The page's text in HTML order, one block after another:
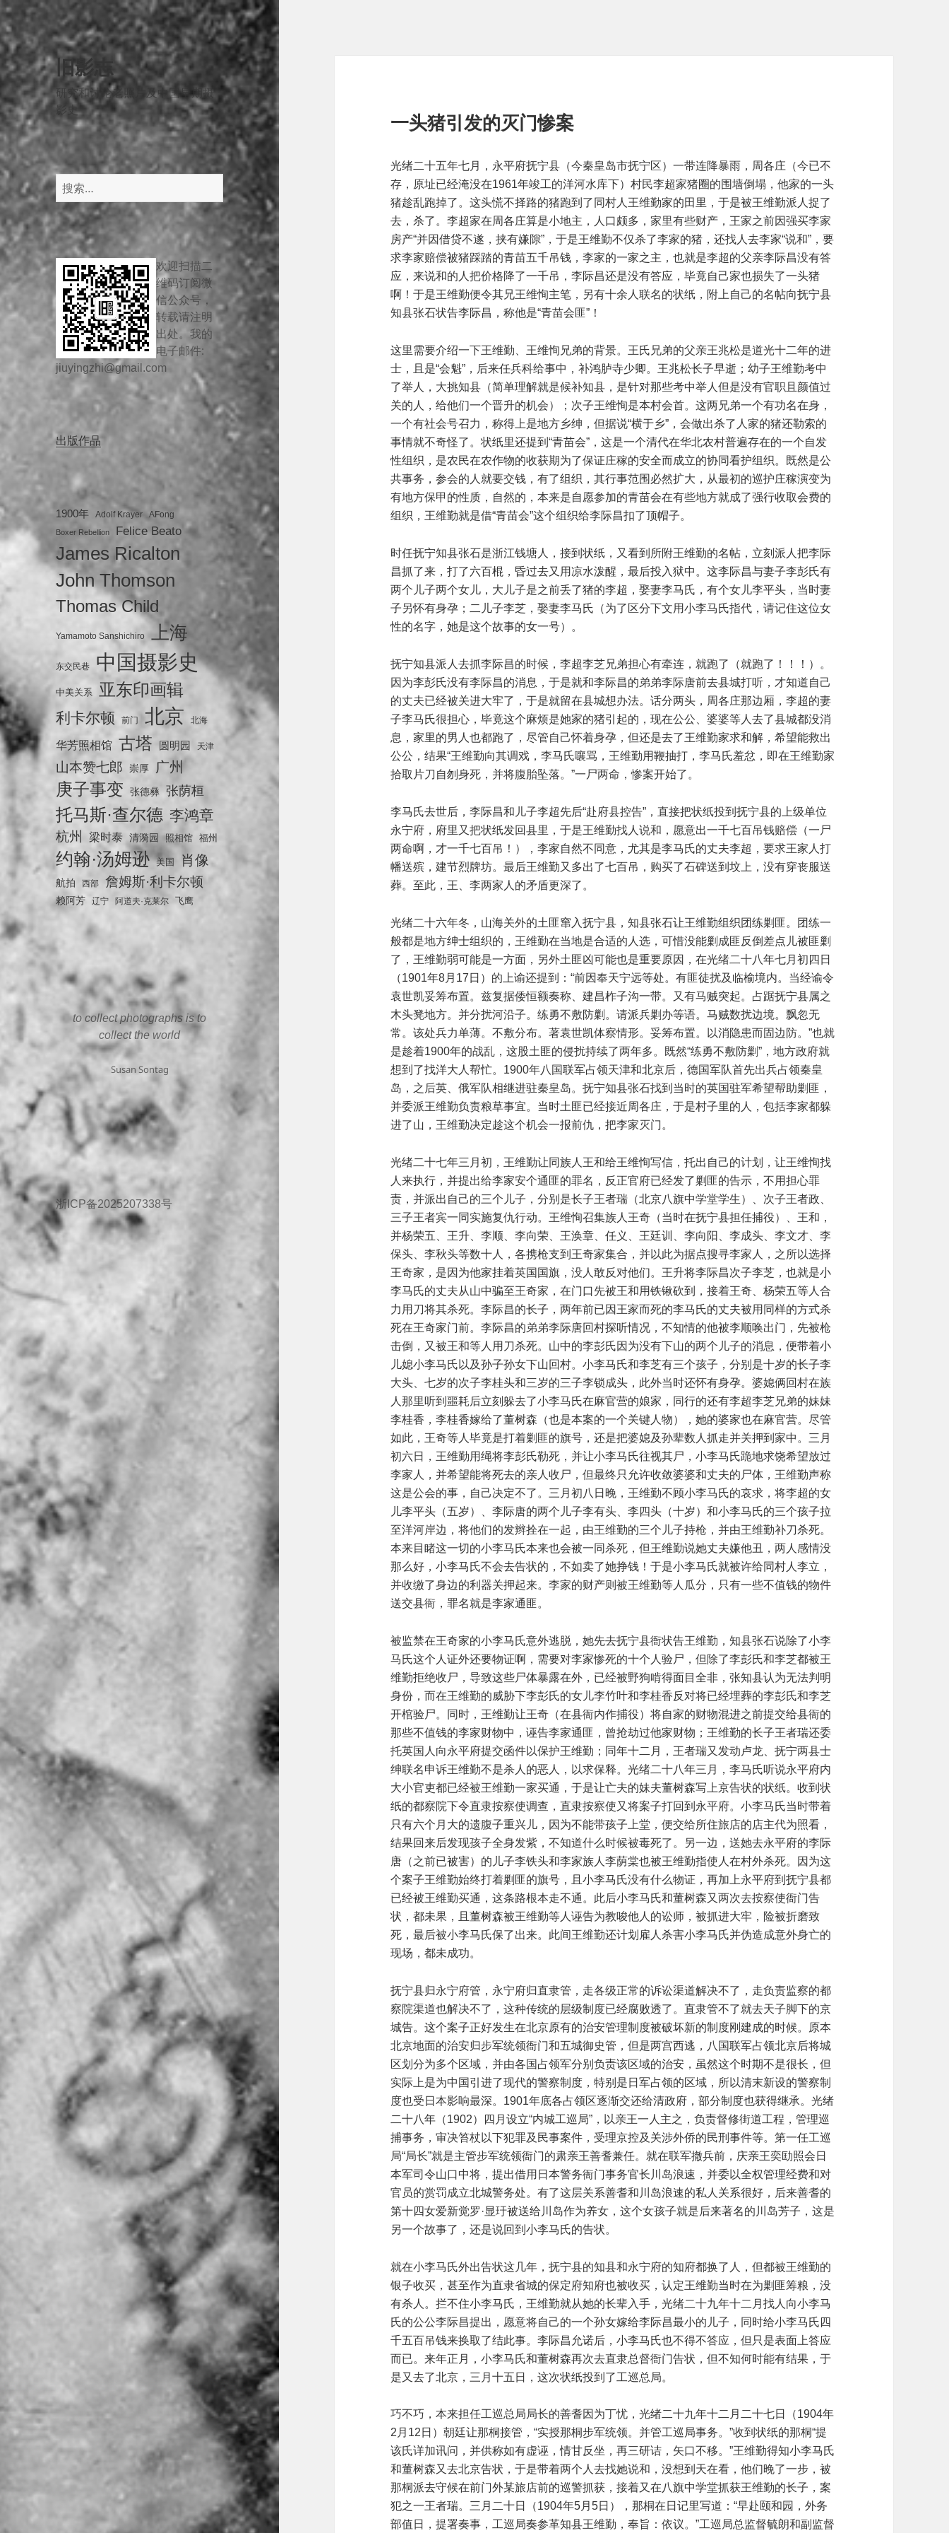
旧影志
研究和讨论老照片及中国早期摄
影史
搜
欢迎扫描二
维码订阅微
信公众号，
转载请注明
出处。我的
电子邮件:
jiuyingzhi@gmail.com
出版作品
1900年 Adolf Krayer AFong
Boxer Rebellion Felice Beato
James Ricalton
John Thomson
Thomas Child
Yamamoto Sanshichiro 上海
东交民巷 中国摄影史
中美关系 亚东印画辑
利卡尔顿 前门 北京 北海
华芳照相馆 古塔 圆明园 天津
山本赞七郎 崇厚 广州
庚子事变 张德彝 张荫桓
托马斯·查尔德 李鸿章
杭州 梁时泰 清漪园 照相馆 福州
约翰·汤姆逊 美国 肖像
航拍 西部 詹姆斯·利卡尔顿
赖阿芳 辽宁 阿道夫·克莱尔 飞鹰
to collect photographs is to
collect the world
Susan Sontag
浙ICP备2025207338号
一头猪引发的灭门惨案
光绪二十五年七月，永平府抚宁县（今秦皇岛市抚宁区）一带连降暴雨，周各庄（今已不
存，原址已经淹没在1961年竣工的洋河水库下）村民李超家猪圈的围墙倒塌，他家的一头
猪趁乱跑掉了。这头慌不择路的猪跑到了同村人王维勤家的田里，于是被王维勤派人捉了
去，杀了。李超家在周各庄算是小地主，人口颇多，家里有些财产，王家之前因强买李家
房产“并因借贷不遂，挟有嫌隙”，于是王维勤不仅杀了李家的猪，还找人去李家“说和”，要
求李家赔偿被猪踩踏的青苗五千吊钱，李家的一家之主，也就是李超的父亲李际昌没有答
应，来说和的人把价格降了一千吊，李际昌还是没有答应，毕竟自己家也损失了一头猪
啊！于是王维勤便令其兄王维恂主笔，另有十余人联名的状纸，附上自己的名帖向抚宁县
知县张石状告李际昌，称他是“青苗会匪”！
这里需要介绍一下王维勤、王维恂兄弟的背景。王氏兄弟的父亲王兆松是道光十二年的进
士，且是“会魁”，后来任兵科给事中，补鸿胪寺少卿。王兆松长子早逝；幼子王维勤考中
了举人，大挑知县（简单理解就是候补知县，是针对那些考中举人但是没有官职且颜值过
关的人，给他们一个晋升的机会）；次子王维恂是本村会首。这两兄弟一个有功名在身，
一个有社会号召力，称得上是地方乡绅，但据说“横于乡”，会做出杀了人家的猪还勒索的
事情就不奇怪了。状纸里还提到“青苗会”，这是一个清代在华北农村普遍存在的一个自发
性组织，是农民在农作物的收获期为了保证庄稼的安全而成立的协同看护组织。既然是公
共事务，参会的人就要交钱，有了组织，其行事范围必然扩大，从最初的巡护庄稼演变为
有地方保甲的性质，自然的，本来是自愿参加的青苗会在有些地方就成了强行收取会费的
组织，王维勤就是借“青苗会”这个组织给李际昌扣了顶帽子。
时任抚宁知县张石是浙江钱塘人，接到状纸，又看到所附王维勤的名帖，立刻派人把李际
昌抓了来，打了六百棍，昏过去又用凉水泼醒，最后投入狱中。这李际昌与妻子李彭氏有
两个儿子两个女儿，大儿子是之前丢了猪的李超，娶妻李马氏，有个女儿李平头，当时妻
子另怀有身孕；二儿子李芝，娶妻李马氏（为了区分下文用小李马氏指代，请记住这位女
性的名字，她是这个故事的女一号）。
抚宁知县派人去抓李际昌的时候，李超李芝兄弟担心有牵连，就跑了（就跑了！！！）。
因为李彭氏没有李际昌的消息，于是就和李际昌的弟弟李际唐前去县城打听，才知道自己
的丈夫已经被关进大牢了，于是就留在县城想办法。话分两头，周各庄那边厢，李超的妻
子李马氏很担心，毕竟这个麻烦是她家的猪引起的，现在公公、婆婆等人去了县城都没消
息，家里的男人也都跑了，尽管自己怀着身孕，但还是去了王维勤家求和解，希望能救出
公公，结果“王维勤向其调戏，李马氏嚷骂，王维勤用鞭抽打，李马氏羞忿，即在王维勤家
拾取片刀自刎身死，并将腹胎坠落。”一尸两命，惨案开始了。
李马氏去世后，李际昌和儿子李超先后“赴府县控告”，直接把状纸投到抚宁县的上级单位
永宁府，府里又把状纸发回县里，于是王维勤找人说和，愿意出一千七百吊钱赔偿（一尸
两命啊，才一千七百吊！），李家自然不同意，尤其是李马氏的丈夫李超，要求王家人打
幡送殡，建节烈牌坊。最后王维勤又多出了七百吊，购买了石碑送到坟上，没有穿丧服送
葬。至此，王、李两家人的矛盾更深了。
光绪二十六年冬，山海关外的土匪窜入抚宁县，知县张石让王维勤组织团练剿匪。团练一
般都是地方绅士组织的，王维勤在当地是合适的人选，可惜没能剿成匪反倒差点儿被匪剿
了，王维勤弱可能是一方面，另外土匪凶可能也是重要原因，在光绪二十八年七月初四日
（1901年8月17日）的上谕还提到：“前因奉天宁远等处。有匪徒扰及临榆境内。当经谕令
袁世凯妥筹布置。兹复据倭恒额奏称、建昌柞子沟一带。又有马贼突起。占踞抚宁县属之
木头凳地方。并分扰河沿子。练勇不敷防剿。请派兵剿办等语。马贼数扰边境。飘忽无
常。该处兵力单薄。不敷分布。著袁世凯体察情形。妥筹布置。以消隐患而固边防。”也就
是趁着1900年的战乱，这股土匪的侵扰持续了两年多。既然“练勇不敷防剿”，地方政府就
想到了找洋大人帮忙。1900年八国联军占领天津和北京后，德国军队首先出兵占领秦皇
岛，之后英、俄军队相继进驻秦皇岛。抚宁知县张石找到当时的英国驻军希望帮助剿匪，
并委派王维勤负责粮草事宜。当时土匪已经接近周各庄，于是村子里的人，包括李家都躲
进了山，王维勤决定趁这个机会一报前仇，把李家灭门。
光绪二十七年三月初，王维勤让同族人王和给王维恂写信，托出自己的计划，让王维恂找
人来执行，并提出给李家安个通匪的罪名，反正官府已经发了剿匪的告示，不用担心罪
责，并派出自己的三个儿子，分别是长子王者瑞（北京八旗中学堂学生）、次子王者政、
三子王者宾一同实施复仇行动。王维恂召集族人王奇（当时在抚宁县担任捕役）、王和，
并杨荣五、王升、李顺、李向荣、王涣章、任义、王廷训、李向阳、李成头、李文才、李
保头、李秋头等数十人，各携枪支到王奇家集合，并以此为据点搜寻李家人，之所以选择
王奇家，是因为他家挂着英国国旗，没人敢反对他们。王升将李际昌次子李芝，也就是小
李马氏的丈夫从山中骗至王奇家，在门口先被王和用铁锹砍到，接着王奇、杨荣五等人合
力用刀将其杀死。李际昌的长子，两年前已因王家而死的李马氏的丈夫被用同样的方式杀
死在王奇家门前。李际昌的弟弟李际唐回村探听情况，不知情的他被李顺唤出门，先被枪
击倒，又被王和等人用刀杀死。山中的李彭氏因为没有下山的两个儿子的消息，便带着小
儿媳小李马氏以及孙子孙女下山回村。小李马氏和李芝有三个孩子，分别是十岁的长子李
大头、七岁的次子李桂头和三岁的三子李锁成头，此外当时还怀有身孕。婆媳俩回村在族
人那里听到噩耗后立刻躲去了小李马氏在麻官营的娘家，同行的还有李超李芝兄弟的妹妹
李桂香，李桂香嫁给了董树森（也是本案的一个关键人物），她的婆家也在麻官营。尽管
如此，王奇等人毕竟是打着剿匪的旗号，还是把婆媳及孙辈数人抓走并关押到家中。三月
初六日，王维勤用绳将李彭氏勒死，并让小李马氏往视其尸，小李马氏跪地求饶希望放过
李家人，并希望能将死去的亲人收尸，但最终只允许收敛婆婆和丈夫的尸体，王维勤声称
这是公会的事，自己决定不了。三月初八日晚，王维勤不顾小李马氏的哀求，将李超的女
儿李平头（五岁）、李际唐的两个儿子李有头、李四头（十岁）和小李马氏的三个孩子拉
至洋河岸边，将他们的发辫拴在一起，由王维勤的三个儿子持枪，并由王维勤补刀杀死。
本来目睹这一切的小李马氏本来也会被一同杀死，但王维勤说她丈夫嫌他丑，两人感情没
那么好，小李马氏不会去告状的，不如卖了她挣钱！于是小李马氏就被许给同村人李立，
并收缴了身边的利器关押起来。李家的财产则被王维勤等人瓜分，只有一些不值钱的物件
送交县衙，罪名就是李家通匪。
被监禁在王奇家的小李马氏意外逃脱，她先去抚宁县衙状告王维勤，知县张石说除了小李
马氏这个人证外还要物证啊，需要对李家惨死的十个人验尸，但除了李彭氏和李芝都被王
维勤拒绝收尸，导致这些尸体暴露在外，已经被野狗啃得面目全非，张知县认为无法判明
身份，而在王维勤的威胁下李彭氏的女儿李竹叶和李桂香反对将已经埋葬的李彭氏和李芝
开棺验尸。同时，王维勤让王奇（在县衙内作捕役）将自家的财物混进之前提交给县衙的
那些不值钱的李家财物中，诬告李家通匪，曾抢劫过他家财物；王维勤的长子王者瑞还委
托英国人向永平府提交函件以保护王维勤；同年十二月，王者瑞又发动卢龙、抚宁两县士
绅联名申诉王维勤不是杀人的恶人，以求保释。光绪二十八年三月，李马氏听说永平府内
大小官吏都已经被王维勤一家买通，于是让亡夫的妹夫董树森写上京告状的状纸。收到状
纸的都察院下令直隶按察使调查，直隶按察使又将案子打回到永平府。小李马氏当时带着
只有六个月大的遗腹子重兴儿，因为不能带孩子上堂，便交给所住旅店的店主代为照看，
结果回来后发现孩子全身发紫，不知道什么时候被毒死了。另一边，送她去永平府的李际
唐（之前已被害）的儿子李铁头和李家族人李荫棠也被王维勤指使人在村外杀死。因为这
个案子王维勤始终打着剿匪的旗号，且小李马氏没有什么物证，再加上永平府到抚宁县都
已经被王维勤买通，这条路根本走不通。此后小李马氏和董树森又两次去按察使衙门告
状，都未果，且董树森被王维勤等人诬告为教唆他人的讼师，被抓进大牢，险被折磨致
死，最后被小李马氏保了出来。此间王维勤还计划雇人杀害小李马氏并伪造成意外身亡的
现场，都未成功。
抚宁县归永宁府管，永宁府归直隶管，走各级正常的诉讼渠道解决不了，走负责监察的都
察院渠道也解决不了，这种传统的层级制度已经腐败透了。直隶管不了就去天子脚下的京
城告。这个案子正好发生在北京原有的治安管理制度被破坏新的制度刚建成的时候。原本
北京地面的治安归步军统领衙门和五城御史管，但是两宫西逃，八国联军占领北京后将城
区划分为多个区域，并由各国占领军分别负责该区域的治安，虽然这个时期不是很长，但
实际上是为中国引进了现代的警察制度，特别是日军占领的区域，所以清末新设的警察制
度也受日本影响最深。1901年底各占领区逐渐交还给清政府，部分制度也获得继承。光绪
二十八年（1902）四月设立“内城工巡局”，以亲王一人主之，负责督修街道工程，管理巡
捕事务，审决笞杖以下犯罪及民事案件，受理京控及关涉外侨的民刑事件等。第一任工巡
局“局长”就是主管步军统领衙门的肃亲王善耆兼任。就在联军撤兵前，庆亲王奕劻照会日
本军司令山口中将，提出借用日本警务衙门事务官长川岛浪速，并委以全权管理经费和对
官员的赏罚成立北城警务处。有了这层关系善耆和川岛浪速的私人关系很好，后来善耆的
第十四女爱新觉罗·显玗被送给川岛作为养女，这个女孩子就是后来著名的川岛芳子，这是
另一个故事了，还是说回到小李马氏的告状。
就在小李马氏外出告状这几年，抚宁县的知县和永宁府的知府都换了人，但都被王维勤的
银子收买，甚至作为直隶省城的保定府知府也被收买，认定王维勤当时在为剿匪筹粮，没
有杀人。拦不住小李马氏，王维勤就从她的长辈入手，光绪二十九年十二月找人向小李马
氏的公公李际昌提出，愿意将自己的一个孙女嫁给李际昌最小的儿子，同时给小李马氏四
千五百吊钱来换取了结此事。李际昌允诺后，小李马氏也不得不答应，但只是表面上答应
而已。来年正月，小李马氏和董树森再次去直隶总督衙门告状，但不知何时能有结果，于
是又去了北京，三月十五日，这次状纸投到了工巡总局。
巧不巧，本来担任工巡总局局长的善耆因为丁忧，光绪二十九年十二月二十七日（1904年
2月12日）朝廷让那桐接管，“实授那桐步军统领。并管工巡局事务。”收到状纸的那桐“提
该氏详加讯问，并供称如有虚诬，情甘反坐，再三研诘，矢口不移。”王维勤得知小李马氏
和董树森又去北京告状，于是带着两个人去找她说和，没想到天在看，他们晚了一步，被
那桐派去守候在前门外某旅店前的巡警抓获，接着又在八旗中学堂抓获王维勤的长子，案
犯之一王者瑞。三月二十日（1904年5月5日），那桐在日记里写道：“早赴颐和园，外务
部值日，提署奏事，工巡局奏参革知县王维勤，奉旨：依议。”工巡局总监督毓朗和副监督